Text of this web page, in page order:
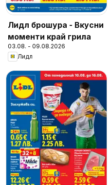
Лидл брошура - Вкусни
моменти край грила
03.08. - 09.08.2026
Лидл